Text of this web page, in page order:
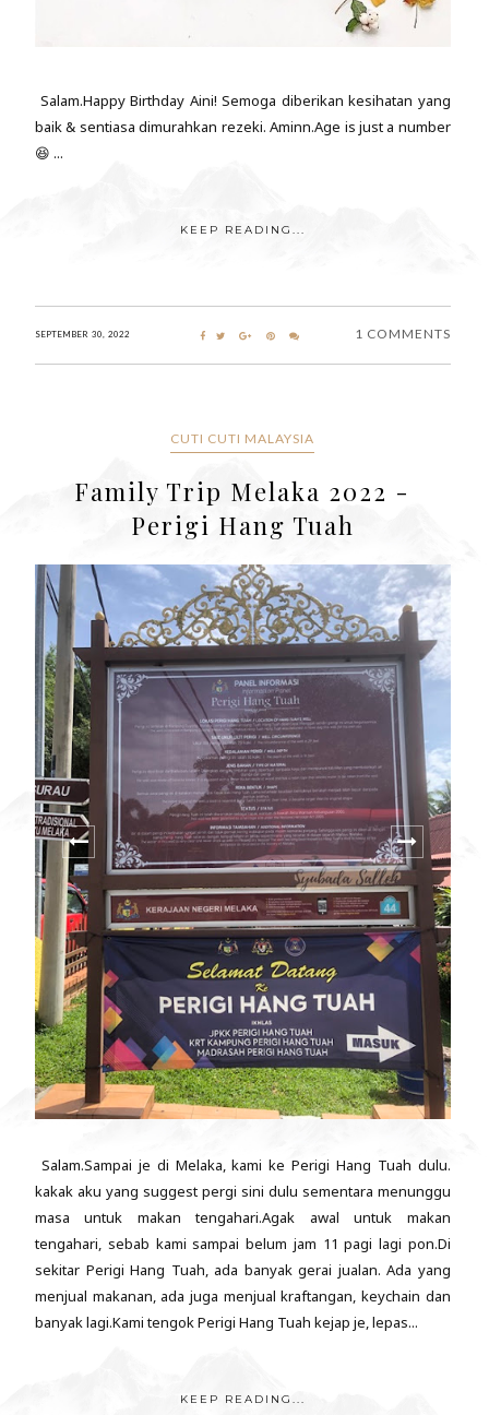
Salam.Happy Birthday Aini! Semoga diberikan kesihatan yang
baik & sentiasa dimurahkan rezeki. Aminn.Age is just a number
😆 ...
KEEP READING...
SEPTEMBER 30, 2022 1 COMMENTS
CUTI CUTI MALAYSIA
Family Trip Melaka 2022 -
Perigi Hang Tuah
Salam.Sampai je di Melaka, kami ke Perigi Hang Tuah dulu.
kakak aku yang suggest pergi sini dulu sementara menunggu
masa untuk makan tengahari.Agak awal untuk makan
tengahari, sebab kami sampai belum jam 11 pagi lagi pon.Di
sekitar Perigi Hang Tuah, ada banyak gerai jualan. Ada yang
menjual makanan, ada juga menjual kraftangan, keychain dan
banyak lagi.Kami tengok Perigi Hang Tuah kejap je, lepas...
KEEP READING...